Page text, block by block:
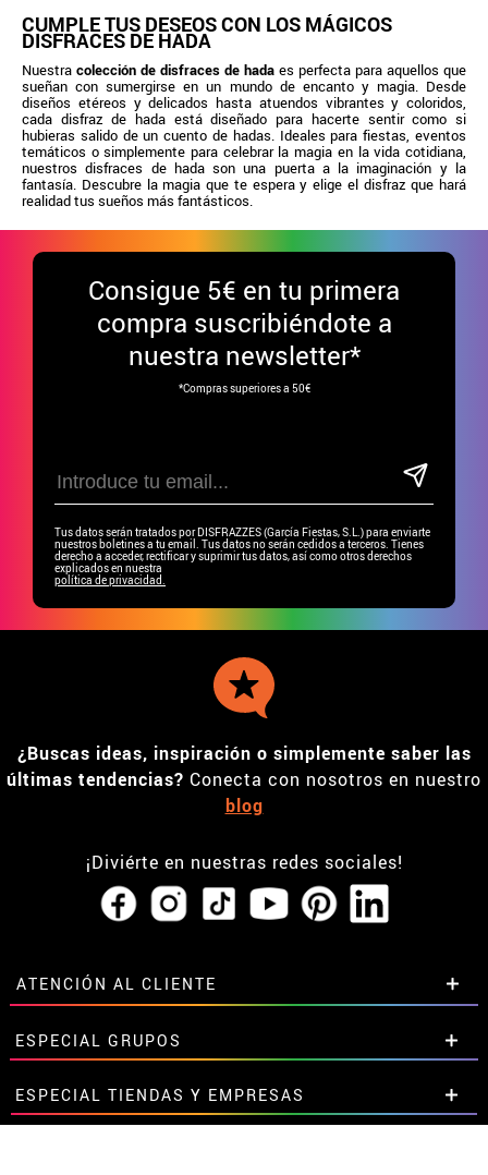
CUMPLE TUS DESEOS CON LOS MÁGICOS
DISFRACES DE HADA
Nuestra colección de disfraces de hada es perfecta para aquellos que
sueñan con sumergirse en un mundo de encanto y magia. Desde
diseños etéreos y delicados hasta atuendos vibrantes y coloridos,
cada disfraz de hada está diseñado para hacerte sentir como si
hubieras salido de un cuento de hadas. Ideales para fiestas, eventos
temáticos o simplemente para celebrar la magia en la vida cotidiana,
nuestros disfraces de hada son una puerta a la imaginación y la
fantasía. Descubre la magia que te espera y elige el disfraz que hará
realidad tus sueños más fantásticos.
Consigue 5€ en tu primera
compra suscribiéndote a
nuestra newsletter*
*Compras superiores a 50€
Tus datos serán tratados por DISFRAZZES (García Fiestas, S.L.) para enviarte
nuestros boletines a tu email. Tus datos no serán cedidos a terceros. Tienes
derecho a acceder, rectificar y suprimir tus datos, así como otros derechos
explicados en nuestra
política de privacidad.
¿Buscas ideas, inspiración o simplemente saber las
últimas tendencias? Conecta con nosotros en nuestro
blog
¡Diviérte en nuestras redes sociales!
ATENCIÓN AL CLIENTE
• Horario tienda IBI
•Descuento estudiantes
• Sobre nosotros
• Condiciones de venta
ESPECIAL GRUPOS
Descuentos especiales para grupos.
Contáctanos aquí
ESPECIAL TIENDAS Y EMPRESAS